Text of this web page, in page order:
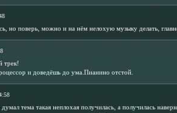
но поверь, можно и на нём нелохую музыку делать,
трек!
и доведёшь до ума.Пианино отстой.
думал тема такая неплохая получилась, а получилась